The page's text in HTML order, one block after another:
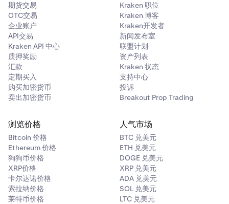
期货交易
OTC交易
企业账户
API交易
Kraken API 中心
质押奖励
汇款
定期买入
购买加密货币
卖出加密货币
Kraken 职位
Kraken 博客
Kraken开发者
新闻发布室
联盟计划
资产列表
Kraken 状态
支持中心
投诉
Breakout Prop Trading
浏览价格
Bitcoin 价格
Ethereum 价格
狗狗币价格
XRP价格
卡尔达诺价格
索拉纳价格
莱特币价格
人气市场
BTC 兑美元
ETH 兑美元
DOGE 兑美元
XRP 兑美元
ADA 兑美元
SOL 兑美元
LTC 兑美元